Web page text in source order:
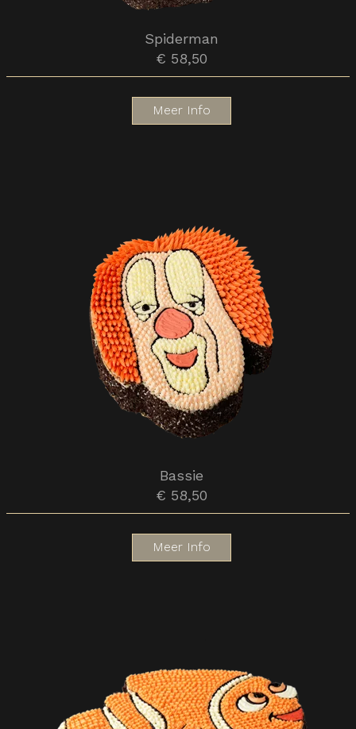
Spiderman
€ 58,50
Meer Info
Bassie
€ 58,50
Meer Info